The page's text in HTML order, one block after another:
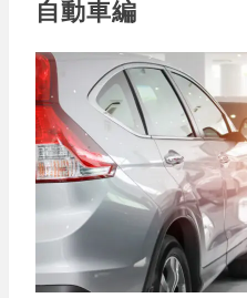
自動車編